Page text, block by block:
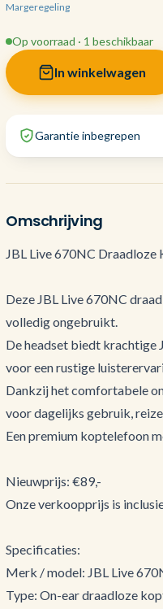
Margeregeling
Op voorraad · 1 beschikbaar
In winkelwagen
Garantie inbegrepen
Omschrijving
JBL Live 670NC
Deze JBL Live 670NC
volledig ongebruikt.
De headset biedt krachtige
voor een rustige
Dankzij het comfortabele
voor dagelijks gebruik,
Een premium koptelefoon
Nieuwprijs: €89,-
Onze verkoopprijs is
Specificaties:
Merk / model: JBL Live
Type: On-ear draadloze